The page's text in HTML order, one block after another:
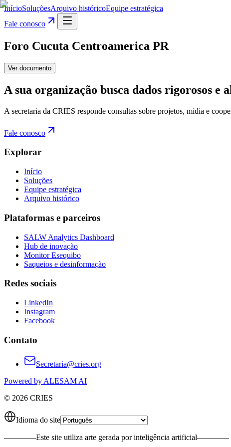
InícioSoluçõesArquivo históricoEquipe estratégica
Fale conosco
Foro Cucuta Centroamerica PR
Ver documento
A sua organização busca dados rigorosos e
A secretaria da CRIES responde consultas sobre projetos, mídia e
Fale conosco
Explorar
Início
Soluções
Equipe estratégica
Arquivo histórico
Plataformas e parceiros
SALW Analytics Dashboard
Hub de inovação
Monitor Esequibo
Saqueios e desinformação
Redes sociais
LinkedIn
Instagram
Facebook
Contato
Secretaria@cries.org
Powered by ALESAM AI
© 2026 CRIES
Idioma do site
————Este site utiliza arte gerada por inteligência artificial————